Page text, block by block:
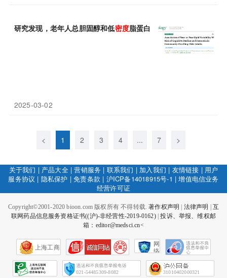
研究发现，老年人总胆固醇和低密度脂蛋白胆固醇波动较大分别
2025-03-02
< 1 2 3 4 ... 7 >
关于我们 | 产品大全|营销服务 | 联系我们 | 加入我们 | 友情链接 | 用户
服务协议 | 隐私保护 |免责条款 | 沪ICP备14018915号-1 |增值电信业务
经营许可证
Copyright©2001-2020 bioon.com 版权所有 不得转载.著作权声明 法律声明
互
联网药品信息服务资格证书((沪)-非经营性-2019-0162)|投诉、举报、维权邮
箱：editor@medsci.cn<
上海工商
网
络
会
征
021-54485309-8082 31010402000321